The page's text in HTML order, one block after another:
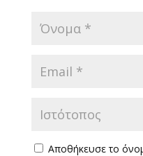
Αποθήκευσε το